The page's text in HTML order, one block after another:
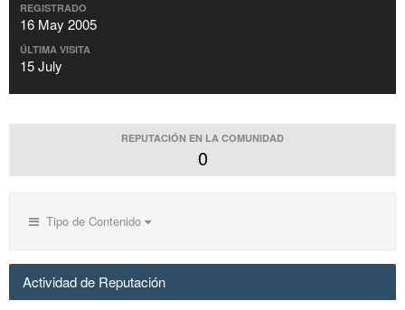
REGISTRADO
16 May 2005
ÚLTIMA VISITA
15 July
REPUTACIÓN EN LA COMUNIDAD
0
Tipo de Contenido
Actividad de Reputación